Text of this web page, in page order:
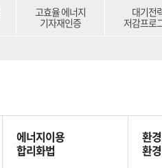
고효율 에너지
기자재인증
대기전
저감프로
에너지이용
합리화법
환
환